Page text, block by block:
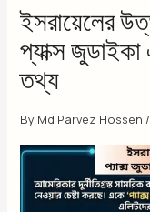
ইসরায়েলের
প্যাক্স জুডাইকা
তথ্য
By Md Parvez Hossen